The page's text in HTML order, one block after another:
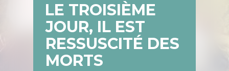
LE TROISIÈME
JOUR, IL EST
RESSUSCITÉ DES
MORTS